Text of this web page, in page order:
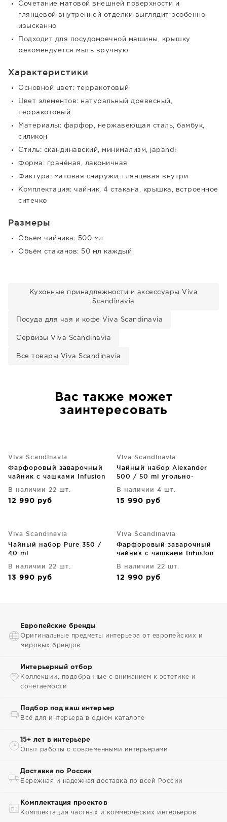
Сочетание матовой внешней поверхности и
глянцевой внутренней отделки выглядит особенно
изысканно
Подходит для посудомоечной машины, крышку
рекомендуется мыть вручную
Характеристики
Основной цвет: терракотовый
Цвет элементов: натуральный древесный,
терракотовый
Материалы: фарфор, нержавеющая сталь, бамбук,
силикон
Стиль: скандинавский, минимализм, japandi
Форма: гранёная, лаконичная
Фактура: матовая снаружи, глянцевая внутри
Комплектация: чайник, 4 стакана, крышка, встроенное
ситечко
Размеры
Объём чайника: 500 мл
Объём стаканов: 50 мл каждый
Кухонные принадлежности и аксессуары Viva
Scandinavia
Посуда для чая и кофе Viva Scandinavia
Сервизы Viva Scandinavia
Все товары Viva Scandinavia
Вас также может
заинтересовать
Viva Scandinavia
Фарфоровый заварочный
чайник с чашками Infusion
В наличии 22 шт.
12 990 руб
Viva Scandinavia
Чайный набор Alexander
500 / 50 ml угольно-
В наличии 4 шт.
15 990 руб
Viva Scandinavia
Чайный набор Pure 350 /
40 ml
В наличии 22 шт.
13 990 руб
Viva Scandinavia
Фарфоровый заварочный
чайник с чашками Infusion
В наличии 22 шт.
12 990 руб
Европейские бренды
Оригинальные предметы интерьера от европейских и
мировых брендов
Интерьерный отбор
Коллекции, подобранные с вниманием к эстетике и
сочетаемости
Подбор под ваш интерьер
Всё для интерьера в одном каталоге
15+ лет в интерьере
Опыт работы с современными интерьерами
Доставка по России
Бережная и надежная доставка по всей России
Комплектация проектов
Комплектация частных и коммерческих интерьеров